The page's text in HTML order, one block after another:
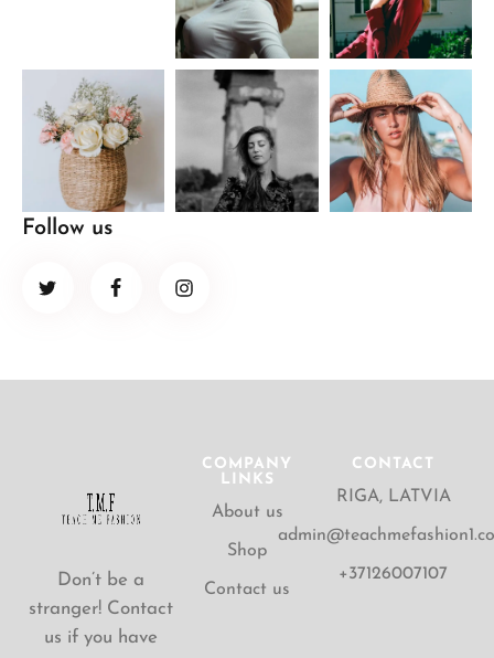
Follow us
Don’t be a
stranger! Contact
us if you have
COMPANY
LINKS
About us
Shop
Contact us
CONTACT
RIGA, LATVIA
+37126007107